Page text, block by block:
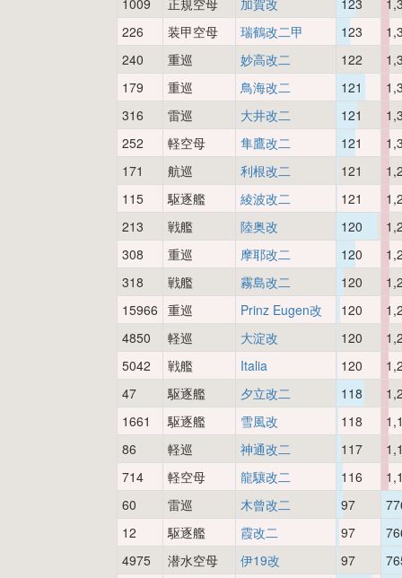
1009
正規空母 加賀改 123
226
装甲空母 瑞鶴改二甲 123
240
重巡 妙高改二 122
179
重巡 鳥海改二 121
316
雷巡 大井改二 121
252
軽空母 隼鷹改二 121
171
航巡 利根改二 121
115
駆逐艦 綾波改二 121
213
戦艦 陸奥改 120
308
重巡 摩耶改二 120
318
戦艦 霧島改二 120
15966 重巡 Prinz Eugen改 120
4850
軽巡 大淀改 120
5042
戦艦 Italia 120
47
駆逐艦 夕立改二 118
1661
駆逐艦 雪風改 118
86
軽巡 神通改二 117
714
軽空母 龍驤改二 116
60
雷巡 木曾改二 97
12
駆逐艦 霞改二 97
4975
潜水空母 伊19改 97